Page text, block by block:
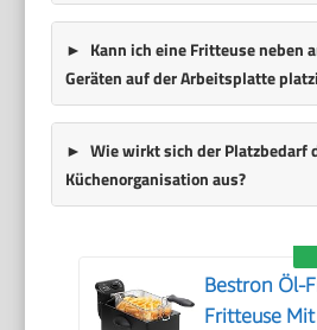
Kann ich eine Fritteuse neben
Geräten auf der Arbeitsplatte
Wie wirkt sich der Platzbedarf
Küchenorganisation aus?
Bestron Öl-
Fritteuse Mit